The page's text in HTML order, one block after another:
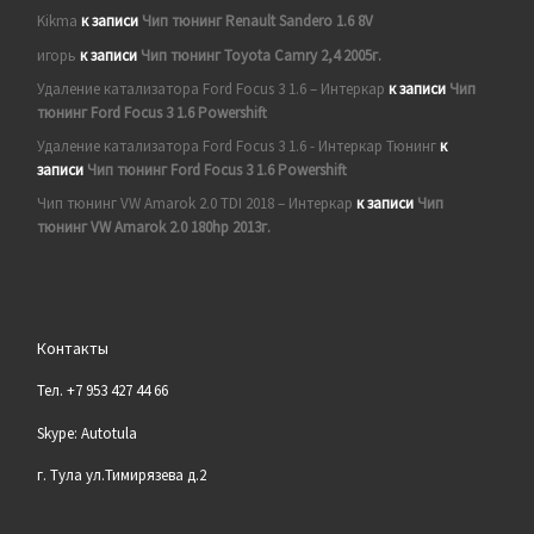
Kikma к записи Чип тюнинг Renault Sandero 1.6 8V
игорь к записи Чип тюнинг Toyota Camry 2,4 2005г.
Удаление катализатора Ford Focus 3 1.6 – Интеркар к записи Чип
тюнинг Ford Focus 3 1.6 Powershift
Удаление катализатора Ford Focus 3 1.6 - Интеркар Тюнингк
записи Чип тюнинг Ford Focus 3 1.6 Powershift
Чип тюнинг VW Amarok 2.0 TDI 2018 – Интеркар к записи Чип
тюнинг VW Amarok 2.0 180hp 2013г.
Контакты
Тел. +7 953 427 44 66
Skype: Autotula
г. Тула ул.Тимирязева д.2